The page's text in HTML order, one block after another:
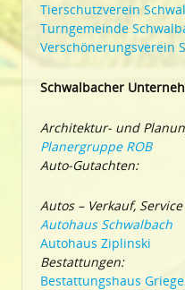
Tierschutzverein
Turngemeinde
Verschönerungsverein
Schwalbacher
Architektur- und
Planergruppe ROB
Auto-Gutachten:
Autos – Verkauf,
Autohaus Schwalbach
Autohaus Ziplinski
Bestattungen:
Bestattungshaus